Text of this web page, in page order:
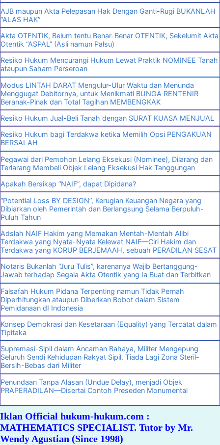
AJB maupun Akta Pelepasan Hak Dengan Ganti-Rugi BUKANLAH
“ALAS HAK”
Akta OTENTIK, Belum tentu Benar-Benar OTENTIK, Sekelumit Akta
Otentik “ASPAL” (Asli namun Palsu)
Resiko Hukum Mencurangi Hukum Lewat Praktik NOMINEE Tanah
ataupun Saham Perseroan
Modus LINTAH DARAT Mengulur-Ulur Waktu dan Menunda
Menggugat Debitornya, untuk Menikmati BUNGA RENTENIR
Beranak-Pinak dan Total Tagihan MEMBENGKAK
Resiko Hukum Jual-Beli Tanah dengan SURAT KUASA MENJUAL
Resiko Hukum bagi Terdakwa ketika Memilih Opsi PENGAKUAN
BERSALAH
Pegawai dari Pemohon Lelang Eksekusi (Nominee), Dilarang dan
Terlarang Membeli Objek Lelang Eksekusi Hak Tanggungan
Apakah Bersikap “NAIF”, dapat Dipidana?
“Potential Loss BY DESIGN”, Kerugian Keuangan Negara yang
Dibiarkan oleh Pemerintah dan Berlangsung Selama Berpuluh-
Puluh Tahun
Adslah NAIF Hakim yang Memakan Mentah-Mentah Alibi
Terdakwa yang Nyata-Nyata Kelewat NAIF—Ciri Hakim dan
Terdakwa yang KORUP BERJEMAAH, sebuah PERADILAN SESAT
Notaris Bukanlah “Juru Tulis”, karenanya Wajib Bertanggung-
Jawab terhadap Segala Akta Otentik yang Ia Buat dan Terbitkan
Falsafah Hukum Pidana Terpenting namun Tidak Pernah
Diperhitungkan ataupun Diberikan Bobot dalam Sistem
Pemidanaan dI Indonesia
Konsep Demokrasi dan Kesetaraan (Equality) yang Tercatat dalam
Tipitaka
Supremasi-Sipil dalam Ancaman Bahaya, Militer Mengepung
Seluruh Sendi Kehidupan Rakyat Sipil. Tiada Lagi Zona Steril-
Bersih-Bebas dari Militer
Penundaan Tanpa Alasan (Undue Delay), menjadi Objek
PRAPERADILAN—Disertai Contoh Preseden Monumental
Iklan Official hukum-hukum.com :
MATHEMATICS SPECIALIST. Tutor by Mr.
Wendy Agustian (Since 1998)